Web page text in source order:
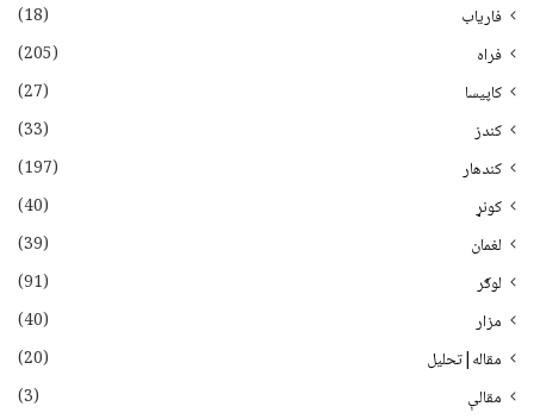
فاریاب
(18)
فراه
(205)
کاپیسا
(27)
کندز
(33)
کندهار
(197)
کونړ
(40)
لغمان
(39)
لوګر
(91)
مزار
(40)
مقاله|تحلیل
(20)
مقالې
(3)